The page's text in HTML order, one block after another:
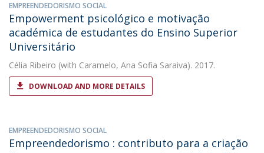
EMPREENDEDORISMO SOCIAL
Empowerment psicológico e motivação
académica de estudantes do Ensino Superior
Universitário
Célia Ribeiro (with Caramelo, Ana Sofia Saraiva). 2017.
DOWNLOAD AND MORE DETAILS
EMPREENDEDORISMO SOCIAL
Empreendedorismo : contributo para a criação